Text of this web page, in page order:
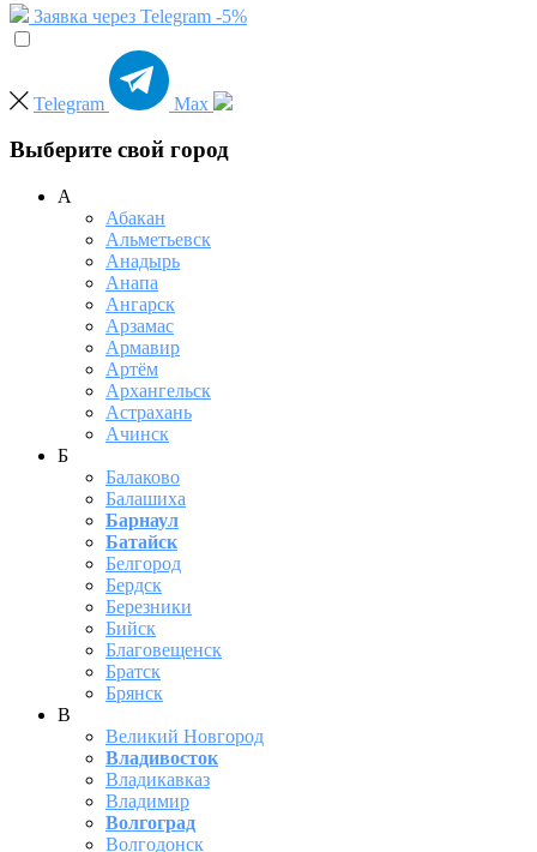
Заявка через Telegram -5%
Telegram Max
Выберите свой город
А
Абакан
Альметьевск
Анадырь
Анапа
Ангарск
Арзамас
Армавир
Артём
Архангельск
Астрахань
Ачинск
Б
Балаково
Балашиха
Барнаул
Батайск
Белгород
Бердск
Березники
Бийск
Благовещенск
Братск
Брянск
В
Великий Новгород
Владивосток
Владикавказ
Владимир
Волгоград
Волгодонск